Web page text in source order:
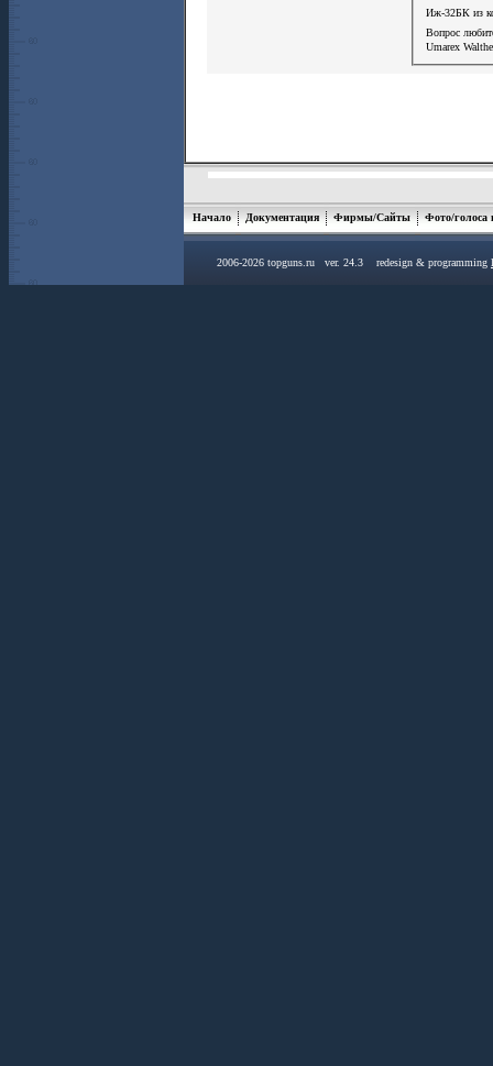
Иж-32БК из
Вопрос
Umarex
Начало Документация Фирмы/Сайты Фото/голоса
2006-2026 topguns.ru ver. 24.3 redesign & programming